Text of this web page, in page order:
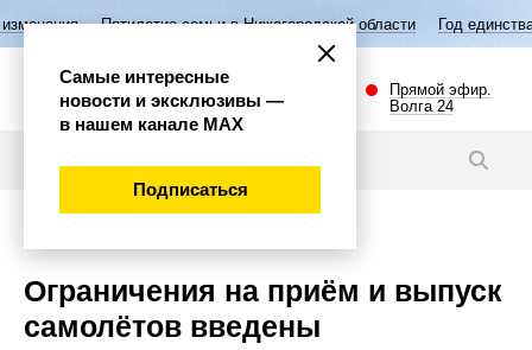
семьи в Нижегородской области Год единства народов России
Прямой эфир.
Волга 24
Ограничения на приём и выпуск
самолётов введены
Самые интересные
новости и эксклюзивы —
в нашем канале МАХ
Подписаться